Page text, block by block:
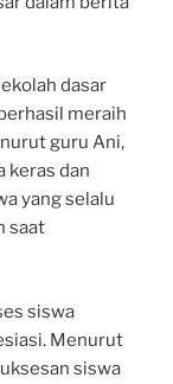
dasar
meraih
guru Ani,
keras dan
yang selalu
saat
siswa
Menurut
siswa